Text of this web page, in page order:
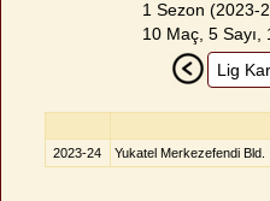
1 Sezon (2023-
10 Maç, 5 Sayı,
2023-24 Yukatel Merkezefendi Bld.